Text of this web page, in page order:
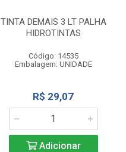
TINTA DEMAIS 3 LT PALHA
HIDROTINTAS
Código: 14535
Embalagem: UNIDADE
R$ 29,07
Adicionar